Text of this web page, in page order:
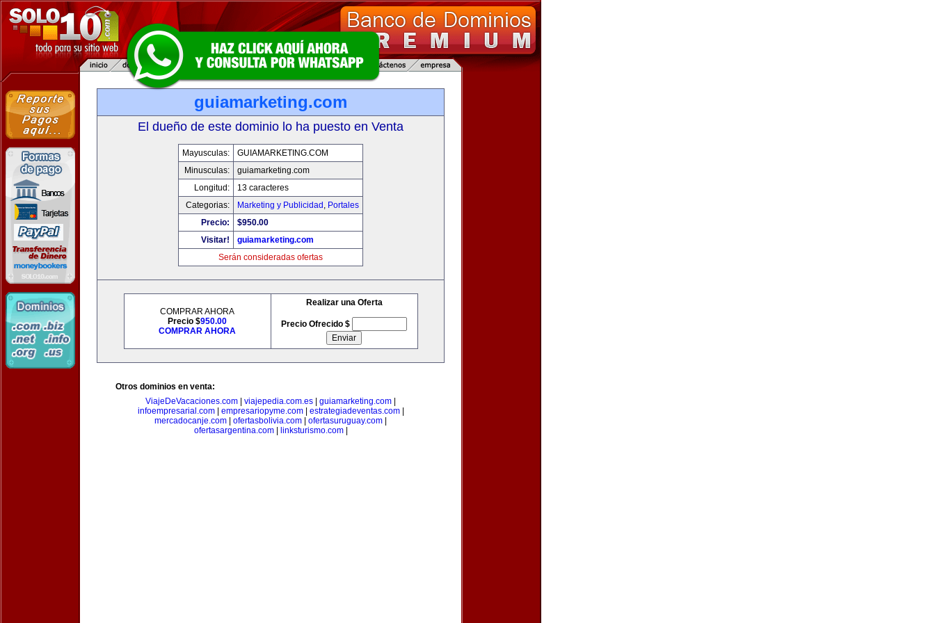
guiamarketing.com
El dueño de este dominio lo ha puesto en Venta
Mayusculas:
GUIAMARKETING.COM
Minusculas:
guiamarketing.com
Longitud:
13 caracteres
Categorias:
Marketing y Publicidad , Portales
Precio:
$950.00
Visitar!
guiamarketing.com
Serán consideradas ofertas
COMPRAR AHORA
Precio $950.00
COMPRAR AHORA
Realizar una Oferta
Precio Ofrecido $
Otros dominios en venta:
ViajeDeVacaciones.com
viajepedia.com.es guiamarketing.com
infoempresarial.com| empresariopyme.com| estrategiadeventas.com|
mercadocanje.com
ofertasbolivia.com ofertasuruguay.com
ofertasargentina.com| linksturismo.com|